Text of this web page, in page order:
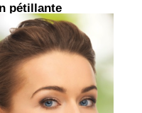
pétillante